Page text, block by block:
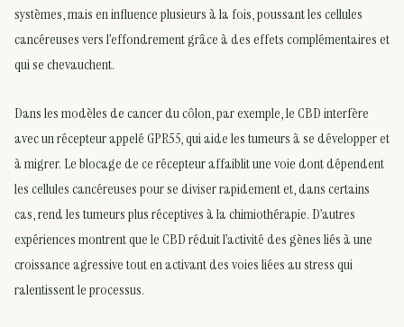
systèmes, mais en influence plusieurs à la fois, poussant les cellules
cancéreuses vers l’effondrement grâce à des effets complémentaires et
qui se chevauchent.
Dans les modèles de cancer du côlon, par exemple, le CBD interfère
avec un récepteur appelé GPR55, qui aide les tumeurs à se développer et
à migrer. Le blocage de ce récepteur affaiblit une voie dont dépendent
les cellules cancéreuses pour se diviser rapidement et, dans certains
cas, rend les tumeurs plus réceptives à la chimiothérapie. D’autres
expériences montrent que le CBD réduit l’activité des gènes liés à une
croissance agressive tout en activant des voies liées au stress qui
ralentissent le processus.